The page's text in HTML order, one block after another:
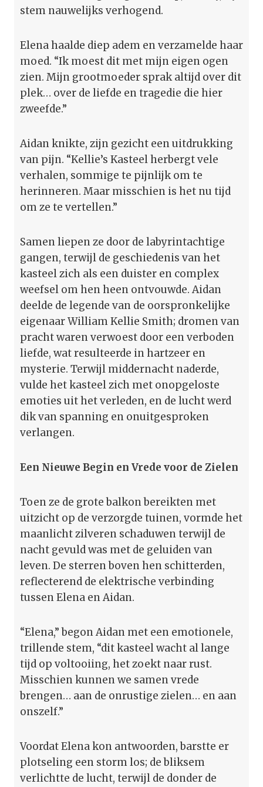
stem nauwelijks verhogend.
Elena haalde diep adem en verzamelde haar
moed. “Ik moest dit met mijn eigen ogen
zien. Mijn grootmoeder sprak altijd over dit
plek… over de liefde en tragedie die hier
zweefde.”
Aidan knikte, zijn gezicht een uitdrukking
van pijn. “Kellie’s Kasteel herbergt vele
verhalen, sommige te pijnlijk om te
herinneren. Maar misschien is het nu tijd
om ze te vertellen.”
Samen liepen ze door de labyrintachtige
gangen, terwijl de geschiedenis van het
kasteel zich als een duister en complex
weefsel om hen heen ontvouwde. Aidan
deelde de legende van de oorspronkelijke
eigenaar William Kellie Smith; dromen van
pracht waren verwoest door een verboden
liefde, wat resulteerde in hartzeer en
mysterie. Terwijl middernacht naderde,
vulde het kasteel zich met onopgeloste
emoties uit het verleden, en de lucht werd
dik van spanning en onuitgesproken
verlangen.
Een Nieuwe Begin en Vrede voor de Zielen
Toen ze de grote balkon bereikten met
uitzicht op de verzorgde tuinen, vormde het
maanlicht zilveren schaduwen terwijl de
nacht gevuld was met de geluiden van
leven. De sterren boven hen schitterden,
reflecterend de elektrische verbinding
tussen Elena en Aidan.
“Elena,” begon Aidan met een emotionele,
trillende stem, “dit kasteel wacht al lange
tijd op voltooiing, het zoekt naar rust.
Misschien kunnen we samen vrede
brengen… aan de onrustige zielen… en aan
onszelf.”
Voordat Elena kon antwoorden, barstte er
plotseling een storm los; de bliksem
verlichtte de lucht, terwijl de donder de